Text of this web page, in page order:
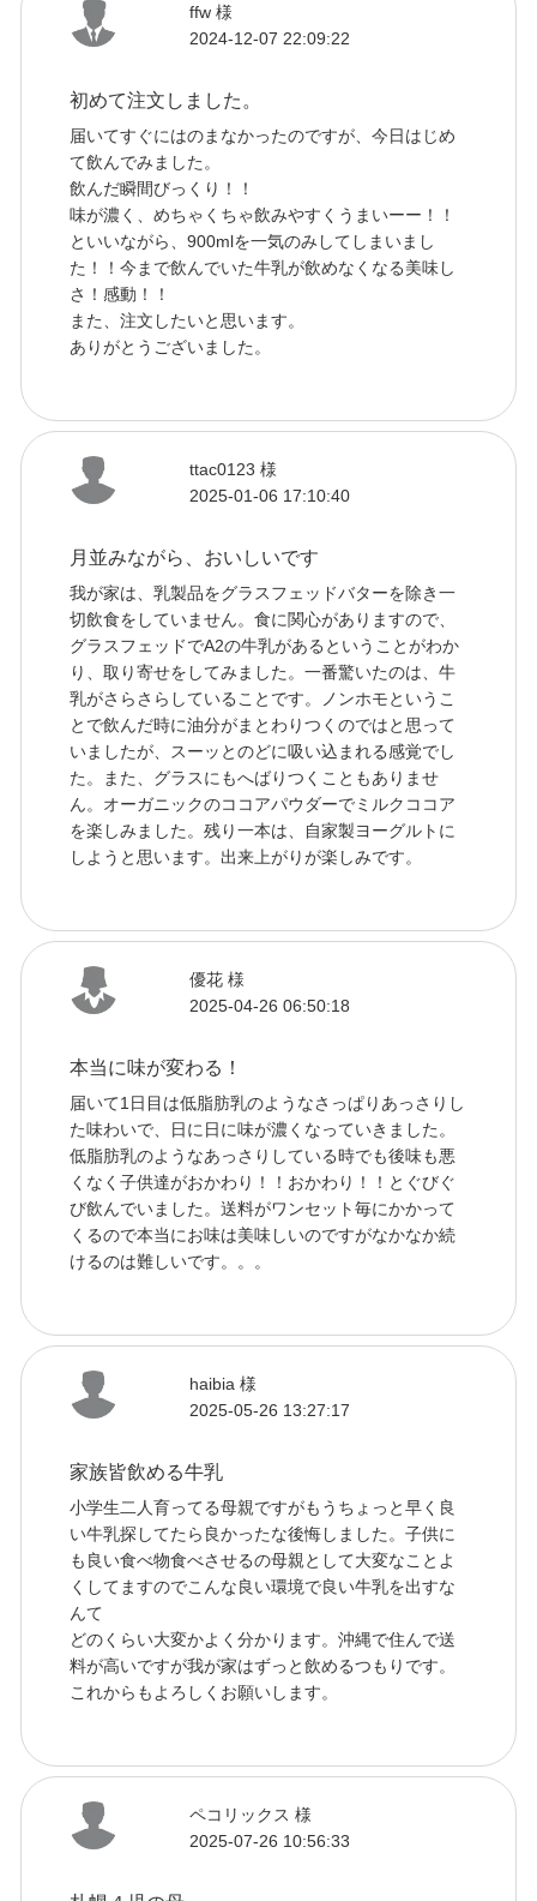
ffw 様
2024-12-07 22:09:22
初めて注文しました。
届いてすぐにはのまなかったのですが、今日はじめ
て飲んでみました。
飲んだ瞬間びっくり！！
味が濃く、めちゃくちゃ飲みやすくうまいーー！！
といいながら、900mlを一気のみしてしまいまし
た！！今まで飲んでいた牛乳が飲めなくなる美味し
さ！感動！！
また、注文したいと思います。
ありがとうございました。
ttac0123 様
2025-01-06 17:10:40
月並みながら、おいしいです
我が家は、乳製品をグラスフェッドバターを除き一
切飲食をしていません。食に関心がありますので、
グラスフェッドでA2の牛乳があるということがわか
り、取り寄せをしてみました。一番驚いたのは、牛
乳がさらさらしていることです。ノンホモというこ
とで飲んだ時に油分がまとわりつくのではと思って
いましたが、スーッとのどに吸い込まれる感覚でし
た。また、グラスにもへばりつくこともありませ
ん。オーガニックのココアパウダーでミルクココア
を楽しみました。残り一本は、自家製ヨーグルトに
しようと思います。出来上がりが楽しみです。
優花 様
2025-04-26 06:50:18
本当に味が変わる！
届いて1日目は低脂肪乳のようなさっぱりあっさりし
た味わいで、日に日に味が濃くなっていきました。
低脂肪乳のようなあっさりしている時でも後味も悪
くなく子供達がおかわり！！おかわり！！とぐびぐ
び飲んでいました。送料がワンセット毎にかかって
くるので本当にお味は美味しいのですがなかなか続
けるのは難しいです。。。
haibia 様
2025-05-26 13:27:17
家族皆飲める牛乳
小学生二人育ってる母親ですがもうちょっと早く良
い牛乳探してたら良かったな後悔しました。子供に
も良い食べ物食べさせるの母親として大変なことよ
くしてますのでこんな良い環境で良い牛乳を出すな
んて
どのくらい大変かよく分かります。沖縄で住んで送
料が高いですが我が家はずっと飲めるつもりです。
これからもよろしくお願いします。
ペコリックス 様
2025-07-26 10:56:33